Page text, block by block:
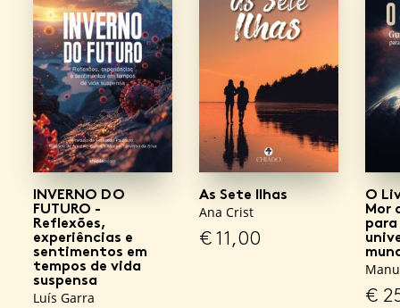
INVERNO DO
FUTURO -
Reflexões,
experiências e
sentimentos em
tempos de vida
suspensa
Luís Garra
As Sete Ilhas
Ana Crist
€11,00
O
Mor
€